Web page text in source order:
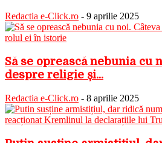
Redactia e-Click.ro - 9 aprilie 2025
Să se oprească nebunia cu
despre religie și...
Redactia e-Click.ro - 8 aprilie 2025